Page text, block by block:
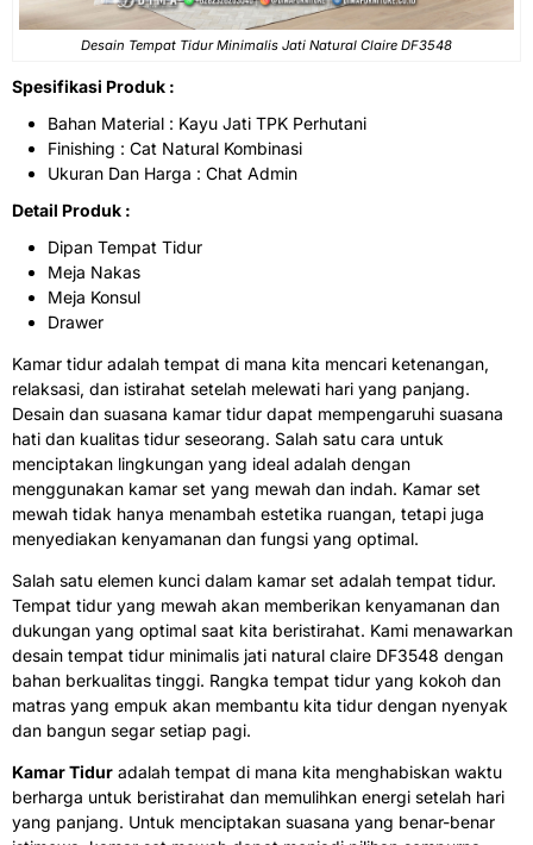
Desain Tempat Tidur Minimalis Jati Natural Claire DF3548
Spesifikasi Produk :
Bahan Material : Kayu Jati TPK Perhutani
Finishing : Cat Natural Kombinasi
Ukuran Dan Harga : Chat Admin
Detail Produk :
Dipan Tempat Tidur
Meja Nakas
Meja Konsul
Drawer
Kamar tidur adalah tempat di mana kita mencari ketenangan,
relaksasi, dan istirahat setelah melewati hari yang panjang.
Desain dan suasana kamar tidur dapat mempengaruhi suasana
hati dan kualitas tidur seseorang. Salah satu cara untuk
menciptakan lingkungan yang ideal adalah dengan
menggunakan kamar set yang mewah dan indah. Kamar set
mewah tidak hanya menambah estetika ruangan, tetapi juga
menyediakan kenyamanan dan fungsi yang optimal.
Salah satu elemen kunci dalam kamar set adalah tempat tidur.
Tempat tidur yang mewah akan memberikan kenyamanan dan
dukungan yang optimal saat kita beristirahat. Kami menawarkan
desain tempat tidur minimalis jati natural claire DF3548 dengan
bahan berkualitas tinggi. Rangka tempat tidur yang kokoh dan
matras yang empuk akan membantu kita tidur dengan nyenyak
dan bangun segar setiap pagi.
Kamar Tidur adalah tempat di mana kita menghabiskan waktu
berharga untuk beristirahat dan memulihkan energi setelah hari
yang panjang. Untuk menciptakan suasana yang benar-benar